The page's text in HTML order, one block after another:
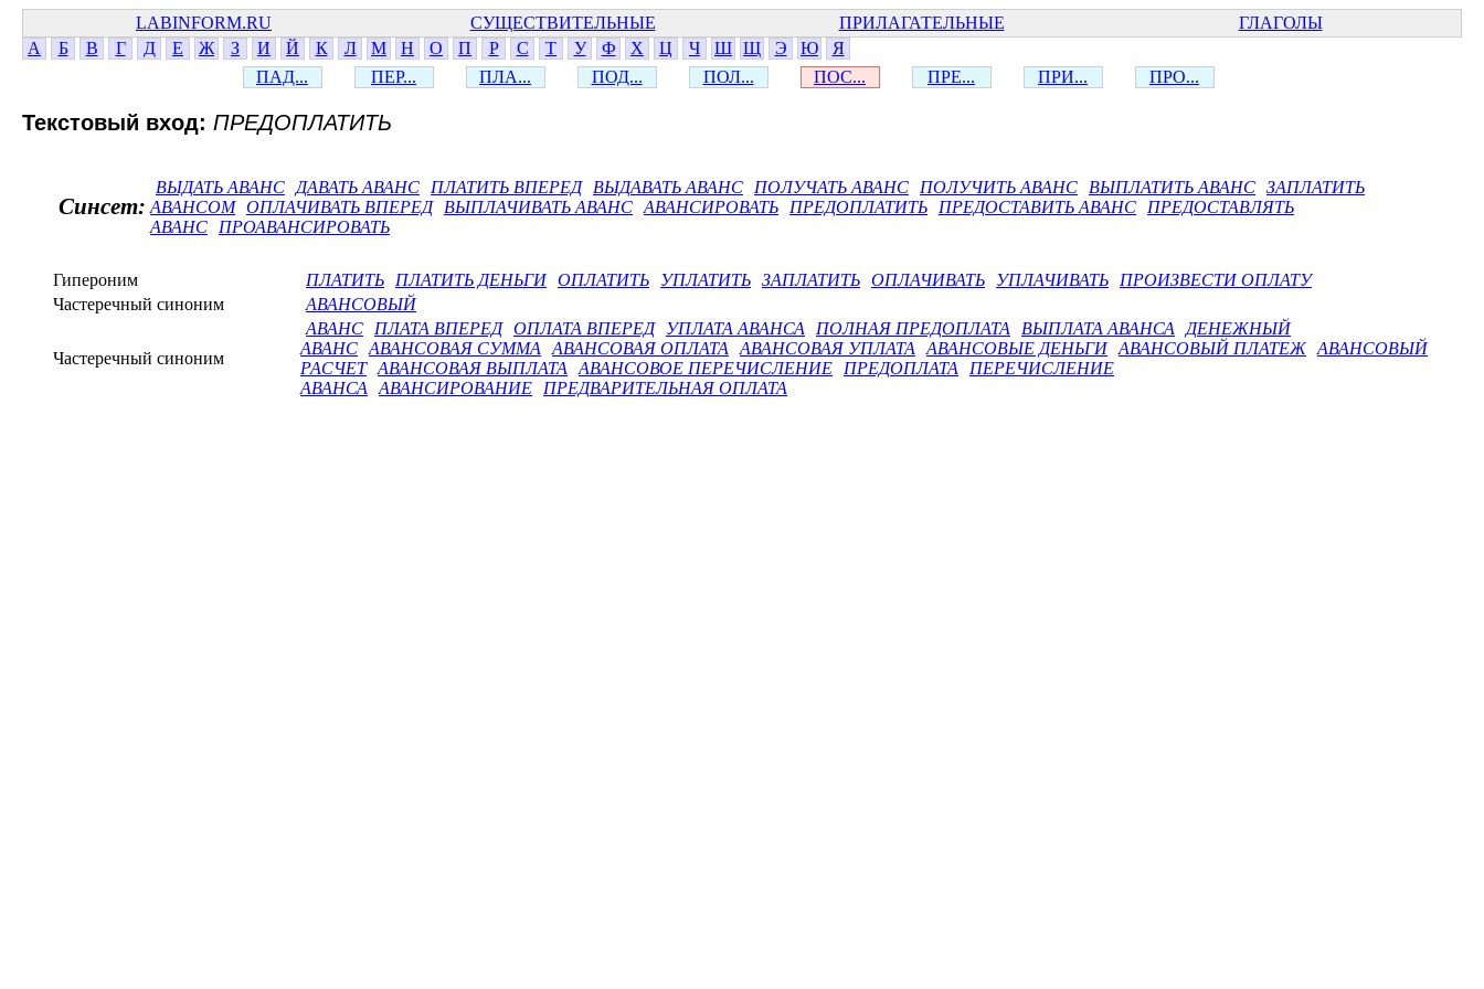
LABINFORM.RU СУЩЕСТВИТЕЛЬНЫЕ ПРИЛАГАТЕЛЬНЫЕ
ГЛАГОЛЫ
А
Б В Г Д Е Ж З И Й К Л М Н О П Р С Т У Ф Х Ц Ч Ш Щ Э Ю
Я
ПАД...
ПЕР... ПЛА... ПОД... ПОЛ... ПОС... ПРЕ... ПРИ... ПРО...
Текстовый вход: ПРЕДОПЛАТИТЬ
Синсет:
ВЫДАТЬ АВАНС ДАВАТЬ АВАНС ПЛАТИТЬ ВПЕРЕД ВЫДАВАТЬ АВАНС ПОЛУЧАТЬ АВАНС ПОЛУЧИТЬ АВАНС ВЫПЛАТИТЬ АВАНС ЗАПЛАТИТЬ
АВАНСОМ ОПЛАЧИВАТЬ ВПЕРЕД ВЫПЛАЧИВАТЬ АВАНС АВАНСИРОВАТЬ ПРЕДОПЛАТИТЬ ПРЕДОСТАВИТЬ АВАНС
ПРЕДОСТАВЛЯТЬ
АВАНС
ПРОАВАНСИРОВАТЬ
Гипероним ПЛАТИТЬ ПЛАТИТЬ ДЕНЬГИ ОПЛАТИТЬ УПЛАТИТЬ ЗАПЛАТИТЬ ОПЛАЧИВАТЬ УПЛАЧИВАТЬ
ПРОИЗВЕСТИ ОПЛАТУ
Частеречный синоним
АВАНСОВЫЙ
Частеречный синоним
АВАНС ПЛАТА ВПЕРЕД ОПЛАТА ВПЕРЕД УПЛАТА АВАНСА ПОЛНАЯ ПРЕДОПЛАТА ВЫПЛАТА АВАНСА
ДЕНЕЖНЫЙ
АВАНС АВАНСОВАЯ СУММА АВАНСОВАЯ ОПЛАТА АВАНСОВАЯ УПЛАТА АВАНСОВЫЕ ДЕНЬГИ АВАНСОВЫЙ ПЛАТЕЖ АВАНСОВЫЙ
РАСЧЕТ АВАНСОВАЯ ВЫПЛАТА АВАНСОВОЕ ПЕРЕЧИСЛЕНИЕ ПРЕДОПЛАТА
ПЕРЕЧИСЛЕНИЕ
АВАНСА
АВАНСИРОВАНИЕ ПРЕДВАРИТЕЛЬНАЯ ОПЛАТА